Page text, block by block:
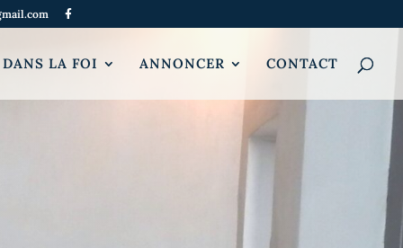
LA FOI ANNONCER CONTACT